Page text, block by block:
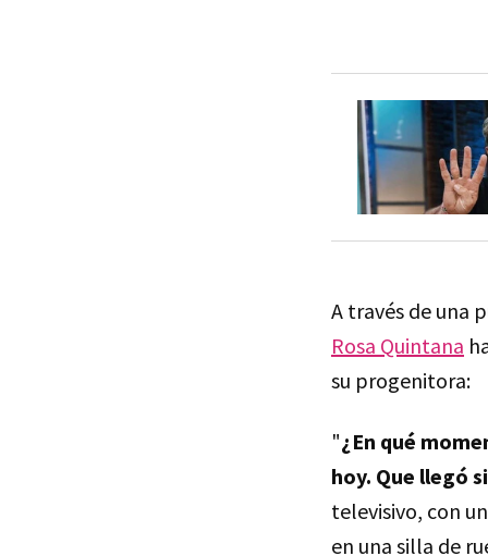
A través de una
Rosa Quintana
su progenitora:
"¿En qué
hoy. Que llegó
televisivo, con
en una silla de